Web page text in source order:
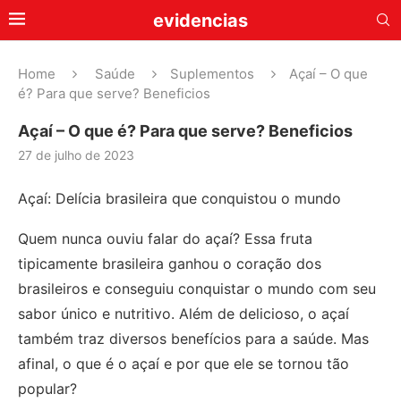
evidencias
Home Saúde Suplementos
Açaí – O que
é? Para que serve? Beneficios
Açaí – O que é? Para que serve? Beneficios
27 de julho de 2023
Açaí: Delícia brasileira que conquistou o mundo
Quem nunca ouviu falar do açaí? Essa fruta
tipicamente brasileira ganhou o coração dos
brasileiros e conseguiu conquistar o mundo com seu
sabor único e nutritivo. Além de delicioso, o açaí
também traz diversos benefícios para a saúde. Mas
afinal, o que é o açaí e por que ele se tornou tão
popular?